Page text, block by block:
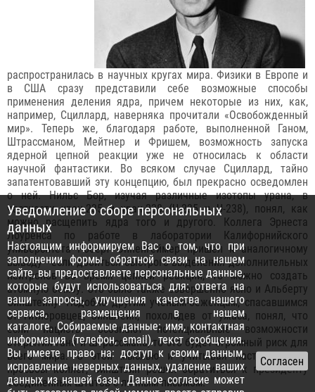
распространилась в научных кругах мира. Физики в Европе и
в США сразу представили себе возможные способы
применения деления ядра, причем некоторые из них, как,
например, Сциллард, наверняка прочитали «Освобожденный
мир». Теперь же, благодаря работе, выполненной Ганом,
Штрассманом, Мейтнер и Фришем, возможность запуска
ядерной цепной реакции уже не относилась к области
научной фантастики. Во всяком случае Сциллард, тайно
запатентовавший эту концепцию, был прекрасно осведомлен
о ней. Нильс Бор, изучая различные изотопы урана, в
частности уран-235 и уран-238 (U-235 и U-238), понял, как
можно расщепить ядра того и другого. Коллега Эрнеста
Лоуренса по работе в лаборатории Калифорнийского
университета Роберт Оппенгеймер пришел к аналогичному
выводу - если добиться быстрого выделения дополнительных
нейтронов во время цепной реакции, то можно создать
атомную бомбу. Это было также совершенно ясно и Альберту
Эйнштейну. Подобно другим ученым-беженцам, спасавшимся
от гитлеровцев, Эйнштейн, похолодев от ужаса, понял, что
если нацисты осознают потенциальные возможности
открытия Гана и Штрассмана, то это будет огромный риск для
всего мира. С этой мыслью и учитывая настоятельные
просьбы коллег, Эйнштейн решил обратиться к президенту
Соединенных Штатов с личным письмом.
Уведомление о сборе персональных
данных
Настоящим информируем Вас о том, что при
заполнении формы обратной связи на нашем
сайте, вы предоставляете персональные данные,
которые будут использоваться для: ответа на
ваши запросы, улучшения качества нашего
сервиса, размещения в нашем
каталоге. Собираемые данные: имя, контактная
информация (телефон, email), текст сообщения.
Вы имеете право на: доступ к своим данным,
исправление неверных данных, удаление ваших
данных из нашей базы. Данное согласие может